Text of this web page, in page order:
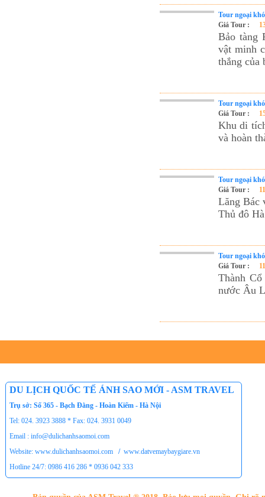
Tour ngoại
Giá Tour :
Bảo tàng
vật minh
thắng của
Tour ngoại
Giá Tour :
Khu di
và hoàn
Tour ngoại
Giá Tour :
Lăng Bác
Thủ đô
Tour ngoại
Giá Tour :
Thành
nước Âu
DU LỊCH QUỐC TẾ ÁNH SAO MỚI - ASM TRAVEL
Trụ sở: Số 365 - Bạch Đằng - Hoàn Kiếm - Hà Nội
Tel: 024. 3923 3888 * Fax: 024. 3931 0049
Email : info@dulichanhsaomoi.com
Website: www.dulichanhsaomoi.com
/ www.datvemaybaygiare.vn
Hotline 24/7: 0986 416 286 * 0936 042 333